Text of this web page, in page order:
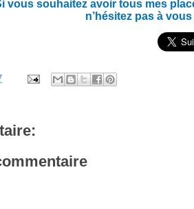
vous souhaitez avoir tous mes
n’hésitez pas à